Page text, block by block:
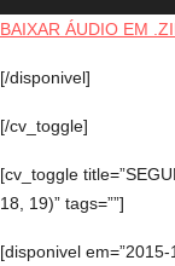
áudio
BAIXAR ÁUDIO EM
[/disponivel]
[/cv_toggle]
[cv_toggle
18, 19)” tags=””]
[disponivel